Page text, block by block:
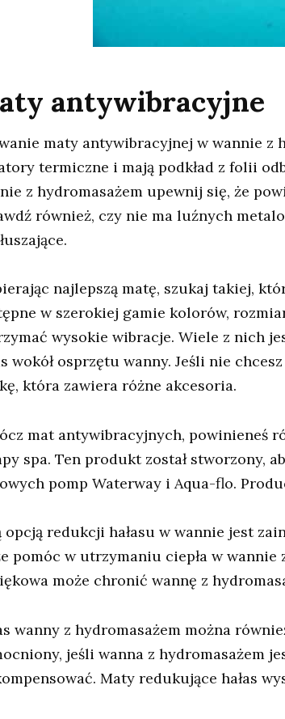
antywibracyjne
maty antywibracyjnej w wannie z
termiczne i mają podkład z folii
z hydromasażem upewnij się, że
również, czy nie ma luźnych
najlepszą matę, szukaj takiej,
w szerokiej gamie kolorów,
wysokie wibracje. Wiele z nich
wokół osprzętu wanny. Jeśli nie
która zawiera różne akcesoria.
mat antywibracyjnych, powinieneś
spa. Ten produkt został stworzony,
pomp Waterway i Aqua-flo.
opcją redukcji hałasu w wannie jest
pomóc w utrzymaniu ciepła w wannie
może chronić wannę z
wanny z hydromasażem można
jeśli wanna z hydromasażem
Maty redukujące hałas